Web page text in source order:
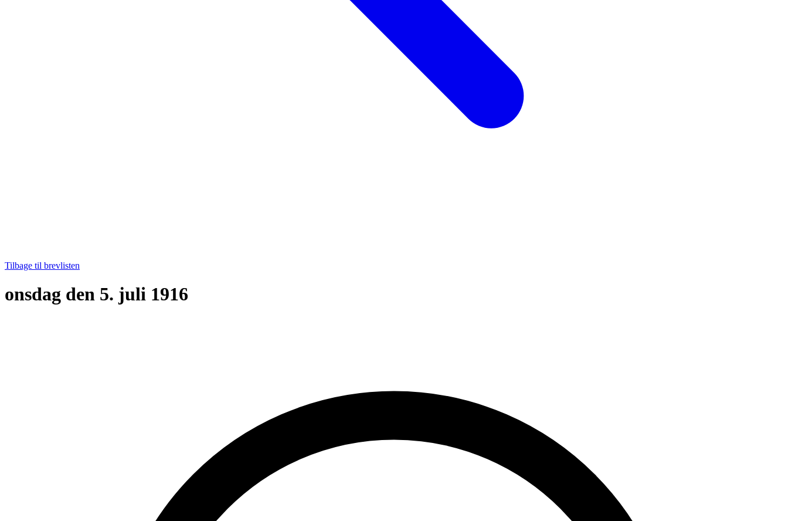
Tilbage til brevlisten
onsdag den 5. juli 1916